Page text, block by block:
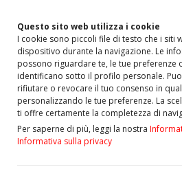
Questo sito web utilizza i cookie
I cookie sono piccoli file di testo che i siti
dispositivo durante la navigazione. Le
possono riguardare te, le tue preferenze
identificano sotto il profilo personale.
rifiutare o revocare il tuo consenso in
personalizzando le tue preferenze. La
ti offre certamente la completezza di
Per saperne di più, leggi la nostra
Informativa sulla privacy
Home Vetrina TURBINE e COREASSY
Turbina Nuova
(54359880014)